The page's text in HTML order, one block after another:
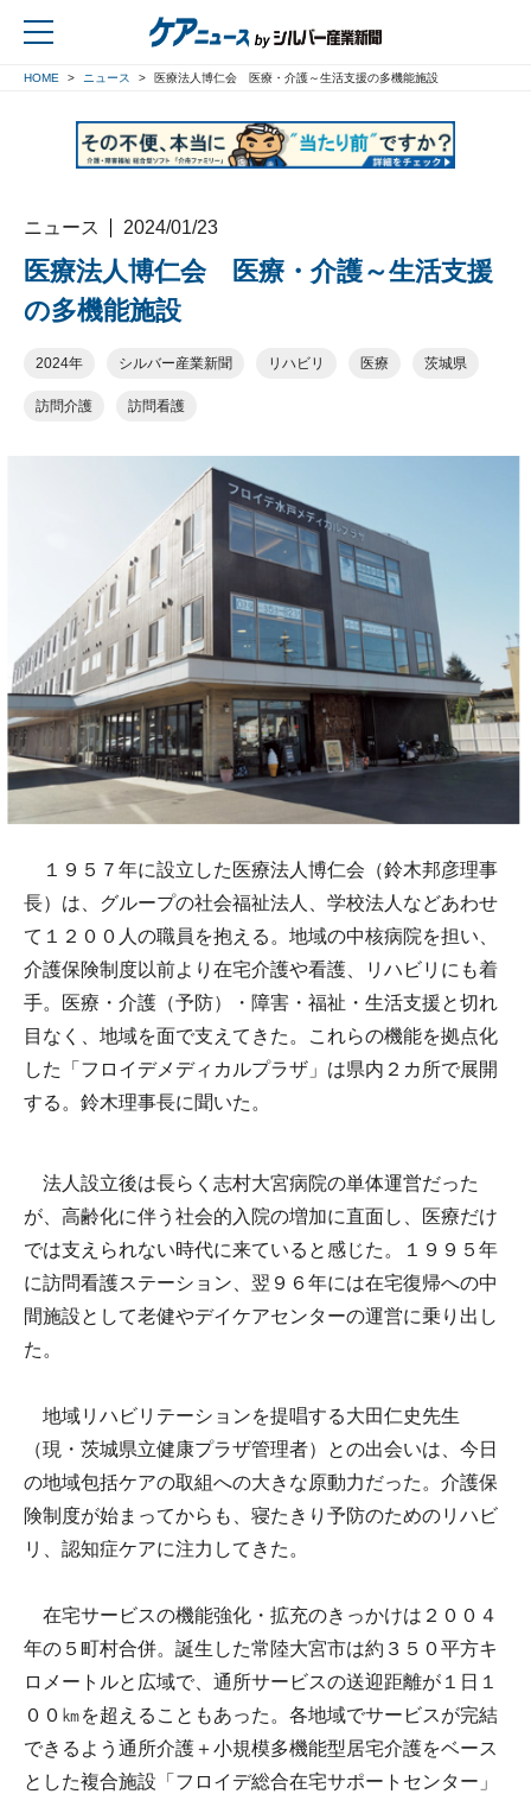
HOME ニュース 医療法人博仁会 医療・介護～生活支援の多機能施設
ニュース 2024/01/23
医療法人博仁会 医療・介護～生活支援
の多機能施設
2024年 シルバー産業新聞 リハビリ 医療 茨城県
訪問介護 訪問看護
１９５７年に設立した医療法人博仁会（鈴木邦彦理事
長）は、グループの社会福祉法人、学校法人などあわせ
て１２００人の職員を抱える。地域の中核病院を担い、
介護保険制度以前より在宅介護や看護、リハビリにも着
手。医療・介護（予防）・障害・福祉・生活支援と切れ
目なく、地域を面で支えてきた。これらの機能を拠点化
した「フロイデメディカルプラザ」は県内２カ所で展開
する。鈴木理事長に聞いた。
法人設立後は長らく志村大宮病院の単体運営だった
が、高齢化に伴う社会的入院の増加に直面し、医療だけ
では支えられない時代に来ていると感じた。１９９５年
に訪問看護ステーション、翌９６年には在宅復帰への中
間施設として老健やデイケアセンターの運営に乗り出し
た。
地域リハビリテーションを提唱する大田仁史先生
（現・茨城県立健康プラザ管理者）との出会いは、今日
の地域包括ケアの取組への大きな原動力だった。介護保
険制度が始まってからも、寝たきり予防のためのリハビ
リ、認知症ケアに注力してきた。
在宅サービスの機能強化・拡充のきっかけは２００４
年の５町村合併。誕生した常陸大宮市は約３５０平方キ
ロメートルと広域で、通所サービスの送迎距離が１日１
００㎞を超えることもあった。各地域でサービスが完結
できるよう通所介護＋小規模多機能型居宅介護をベース
とした複合施設「フロイデ総合在宅サポートセンター」